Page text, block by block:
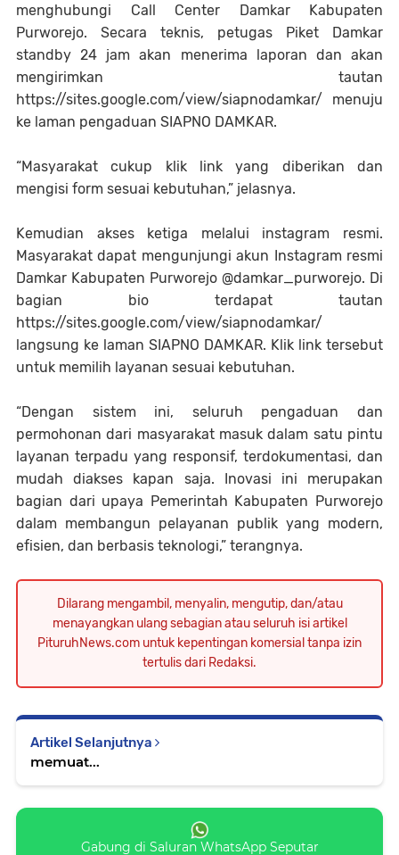
menghubungi Call Center Damkar Kabupaten
Purworejo. Secara teknis, petugas Piket Damkar
standby 24 jam akan menerima laporan dan akan
mengirimkan tautan
https://sites.google.com/view/siapnodamkar/ menuju
ke laman pengaduan SIAPNO DAMKAR.
“Masyarakat cukup klik link yang diberikan dan
mengisi form sesuai kebutuhan,” jelasnya.
Kemudian akses ketiga melalui instagram resmi.
Masyarakat dapat mengunjungi akun Instagram resmi
Damkar Kabupaten Purworejo @damkar_purworejo. Di
bagian bio terdapat tautan
https://sites.google.com/view/siapnodamkar/
langsung ke laman SIAPNO DAMKAR. Klik link tersebut
untuk memilih layanan sesuai kebutuhan.
“Dengan sistem ini, seluruh pengaduan dan
permohonan dari masyarakat masuk dalam satu pintu
layanan terpadu yang responsif, terdokumentasi, dan
mudah diakses kapan saja. Inovasi ini merupakan
bagian dari upaya Pemerintah Kabupaten Purworejo
dalam membangun pelayanan publik yang modern,
efisien, dan berbasis teknologi,” terangnya.
Dilarang mengambil, menyalin, mengutip, dan/atau
menayangkan ulang sebagian atau seluruh isi artikel
PituruhNews.com untuk kepentingan komersial tanpa izin
tertulis dari Redaksi.
Artikel Selanjutnya
memuat...
Gabung di Saluran WhatsApp Seputar